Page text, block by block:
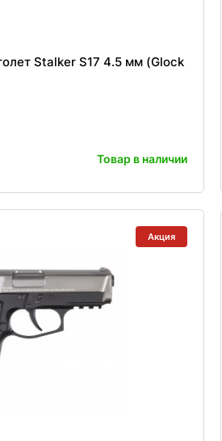
Stalker S17 4.5 мм (Glock
Товар в наличии
Акция